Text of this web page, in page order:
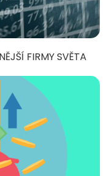
FIRMY SVĚTA